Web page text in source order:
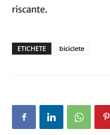
riscante.
ETICHETE biciclete